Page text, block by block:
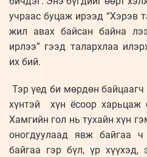
учраас буцаж ирээд “Хэрэв
жил авах байсан байна
ирлээ” гээд талархлаа
их бий.
Тэр үед би мөрдөн
хүнтэй хүн ёсоор харьцаж
Хамгийн гол нь тухайн хүн
оногдуулаад явж байгаа
байгаа гэр бүл, үр